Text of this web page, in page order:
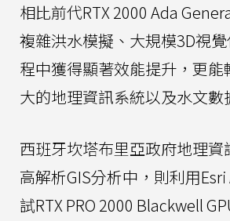
相比前代RTX 2000 Ada
複雜洪水模擬、大規模3D視
程中獲得顯著效能提升，更
大的地理資訊系統以及水文數
西班牙坎塔布里亞政府地理資
高解析GIS分析中，則利用Esri
試RTX PRO 2000 Blackwell